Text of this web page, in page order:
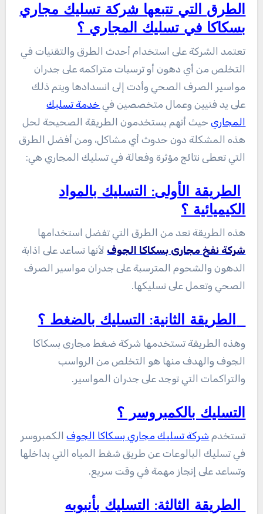
الطرق التي تتبعها شركة تسليك مجاري
بسكاكا في تسليك المجاري ؟
تعتمد الشركة على استخدام أحدث الطرق والتقنيات في
التخلص من أي دهون أو ترسبات متراكمه على جدران
مواسير الصرف الصحي وأدت إلى انسدادها ويتم ذلك
على يد فنيين وعمال متخصصين في خدمة تسليك
المجاريحيث أنهم يستخدمون الطريقة الصحيحة لحل
هذه المشكلة دون حدوث أي مشاكل، ومن أفضل الطرق
التي تعطى نتائج مؤثرة وفعالة في تسليك المجاري هي:
الطريقة الأولى: التسليك بالمواد
الكيميائية ؟
هذه الطريقة تعد من الطرق التي تفضل استخدامها
شركة نفخ مجارى بسكاكا الجوف لأنها تساعد على اذابة
الدهون والشحوم المترسبة على جدران مواسير الصرف
الصحي وتعمل على تسليكها.
الطريقة الثانية: التسليك بالضغط ؟
وهذه الطريقة تستخدمها شركة ضغط مجارى بسكاكا
الجوف والهدف منها هو التخلص من الرواسب
والتراكمات التي توجد على جدران المواسير.
التسليك بالكمبروسر ؟
تستخدم شركة تسليك مجاري بسكاكا الجوفالكمبروسر
في تسليك البالوعات عن طريق شفط المياه التي بداخلها
وتساعد على إنجاز مهمة في وقت سريع.
الطريقة الثالثة: التسليك بأنبوبه